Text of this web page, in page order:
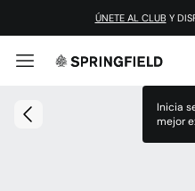
ÚNETE AL CLUB Y
Inicia
mejor